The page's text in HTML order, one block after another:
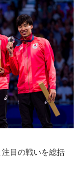
目の戦いを総括